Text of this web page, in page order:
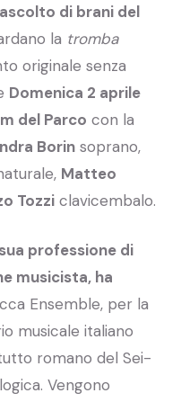
di brani del
la tromba
originale senza
Domenica 2 aprile
del Parco con la
Borin soprano,
Matteo
Tozzi clavicembalo.
professione di
musicista, ha
Ensemble, per la
musicale italiano
romano del Sei-
Vengono